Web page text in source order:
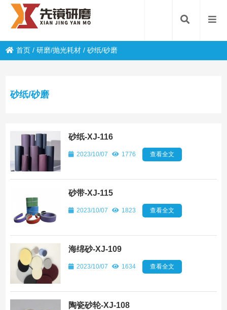
首页 /研磨/抛光耗材 /砂纸/砂磨
砂纸/砂磨
砂纸-XJ-116
2023/10/07 1776 查看全文
砂带-XJ-115
2023/10/07 1823 查看全文
海绵砂-XJ-109
2023/10/07 1634 查看全文
陶瓷砂轮-XJ-108